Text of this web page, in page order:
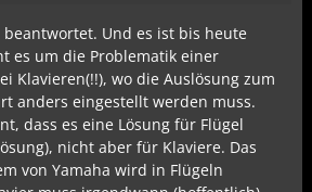
Und es ist bis heute
es um die Problematik einer
Klavieren(!!), wo die Auslösung zum
anders eingestellt werden muss.
dass es eine Lösung für Flügel
nicht aber für Klaviere. Das
von Yamaha wird in Flügeln